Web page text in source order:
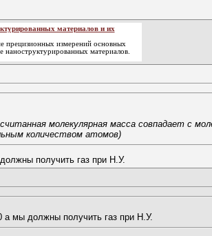
материалов и их
прецизионных измерений основных
наноструктурированных материалов.
молекулярная масса совпадает с
количеством атомов)
получить газ при Н.У.
а мы должны получить газ при Н.У.